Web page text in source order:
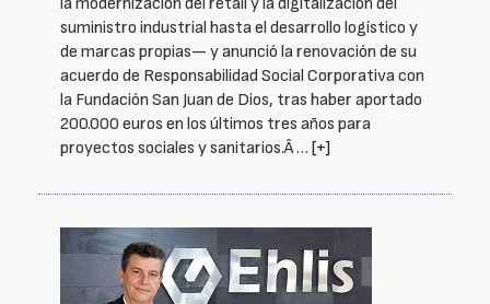
suministro industrial hasta el desarrollo logístico y
de marcas propias— y anunció la renovación de su
acuerdo de Responsabilidad Social Corporativa con
la Fundación San Juan de Dios, tras haber aportado
200.000 euros en los últimos tres años para
proyectos sociales y sanitarios.Â … [+]